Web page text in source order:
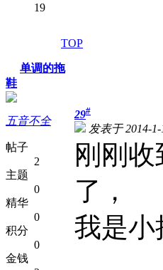
19
TOP
单调的拖
鞋
五音不全
帖子
2
主题
0
精华
0
积分
0
金钱
29#
发表于 2014-1-
刚刚
了，
我是